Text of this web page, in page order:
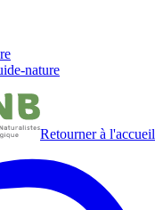
nature
Retourner à l'accueil